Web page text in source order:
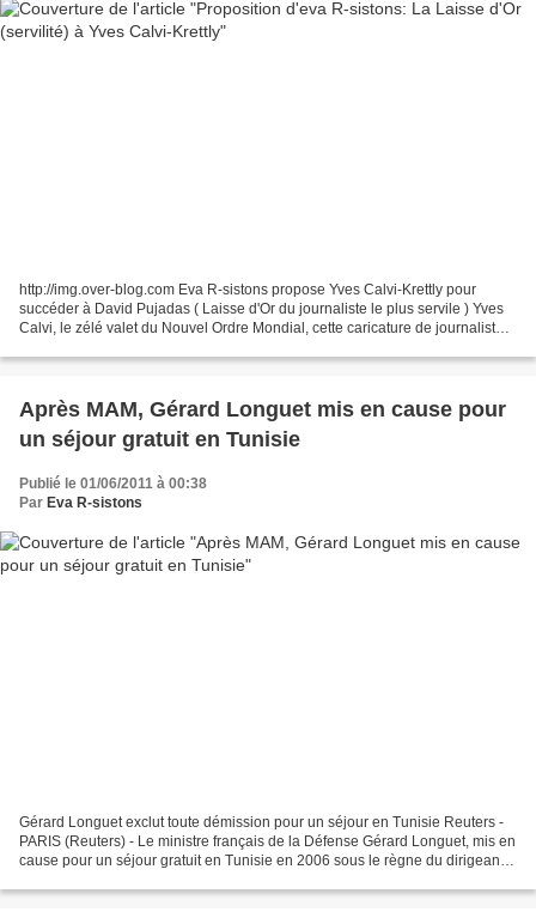
http://img.over-blog.com Eva R-sistons propose Yves Calvi-Krettly pour
succéder à David Pujadas ( Laisse d'Or du journaliste le plus servile ) Yves
Calvi, le zélé valet du Nouvel Ordre Mondial, cette caricature de journaliste
Après MAM, Gérard Longuet mis en cause pour
un séjour gratuit en Tunisie
Publié le 01/06/2011 à 00:38
Par Eva R-sistons
Gérard Longuet exclut toute démission pour un séjour en Tunisie Reuters -
PARIS (Reuters) - Le ministre français de la Défense Gérard Longuet, mis en
cause pour un séjour gratuit en Tunisie en 2006 sous le règne du dirigeant